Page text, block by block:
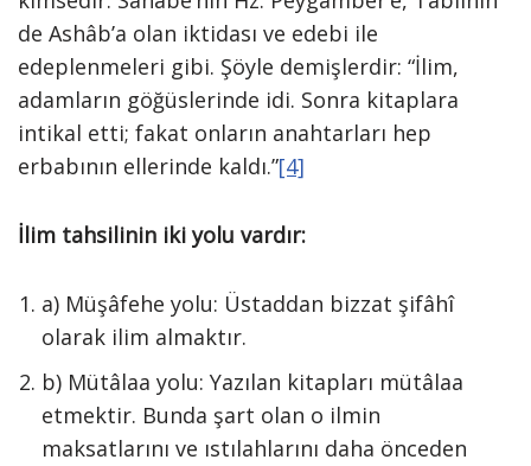
de Ashâb’a olan iktidası ve edebi ile
edeplenmeleri gibi. Şöyle demişlerdir: “İlim,
adamların göğüslerinde idi. Sonra kitaplara
intikal etti; fakat onların anahtarları hep
erbabının ellerinde kaldı.”[4]
İlim tahsilinin iki yolu vardır:
a) Müşâfehe yolu: Üstaddan bizzat şifâhî
olarak ilim almaktır.
b) Mütâlaa yolu: Yazılan kitapları mütâlaa
etmektir. Bunda şart olan o ilmin
maksatlarını ve ıstılahlarını daha önceden